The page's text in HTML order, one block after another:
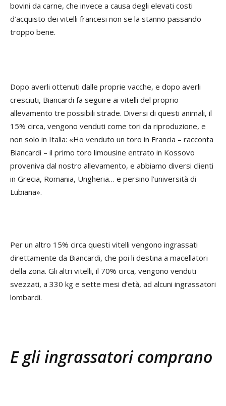
bovini da carne, che invece a causa degli elevati costi
d’acquisto dei vitelli francesi non se la stanno passando
troppo bene.
Dopo averli ottenuti dalle proprie vacche, e dopo averli
cresciuti, Biancardi fa seguire ai vitelli del proprio
allevamento tre possibili strade. Diversi di questi animali, il
15% circa, vengono venduti come tori da riproduzione, e
non solo in Italia: «Ho venduto un toro in Francia – racconta
Biancardi – il primo toro limousine entrato in Kossovo
proveniva dal nostro allevamento, e abbiamo diversi clienti
in Grecia, Romania, Ungheria… e persino l’università di
Lubiana».
Per un altro 15% circa questi vitelli vengono ingrassati
direttamente da Biancardi, che poi li destina a macellatori
della zona. Gli altri vitelli, il 70% circa, vengono venduti
svezzati, a 330 kg e sette mesi d’età, ad alcuni ingrassatori
lombardi.
E gli ingrassatori comprano